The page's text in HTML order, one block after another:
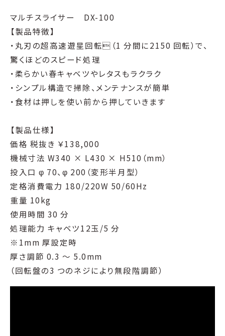
マルチスライサー DX-100
【製品特徴】
・丸刃の超高速遊星回転（1 分間に2150 回転）で、
驚くほどのスピード処理
・柔らかい春キャベツやレタスもラクラク
・シンプル構造で掃除、メンテナンスが簡単
・食材は押しを使い前から押していきます
【製品仕様】
価格 税抜き ￥138,000
機械寸法 W340 × L430 × H510（mm）
投入口 φ 70、φ 200（変形半月型）
定格消費電力 180/220W 50/60Hz
重量 10kg
使用時間 30 分
処理能力 キャベツ12玉/5 分
※1mm 厚設定時
厚さ調節 0.3 ～ 5.0mm
（回転盤の3 つのネジにより無段階調節）